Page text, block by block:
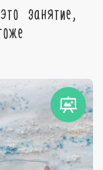
занятие,